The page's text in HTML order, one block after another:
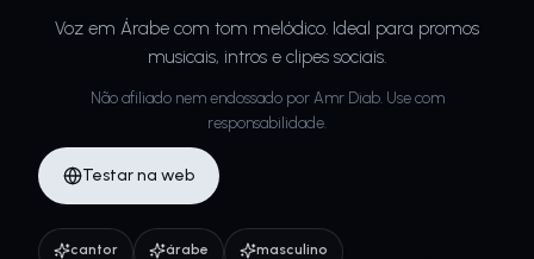
Voz em Árabe com tom melódico. Ideal para promos
musicais, intros e clipes sociais.
Não afiliado nem endossado por Amr Diab. Use com
responsabilidade.
Testar na web
cantor árabe masculino